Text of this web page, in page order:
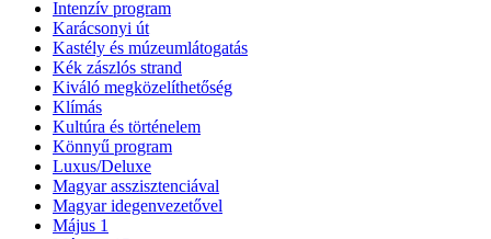
Intenzív program
Karácsonyi út
Kastély és múzeumlátogatás
Kék zászlós strand
Kiváló megközelíthetőség
Klímás
Kultúra és történelem
Könnyű program
Luxus/Deluxe
Magyar asszisztenciával
Magyar idegenvezetővel
Május 1